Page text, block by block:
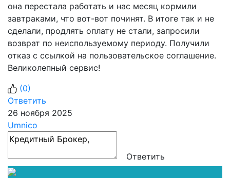
она перестала работать и нас месяц кормили
завтраками, что вот-вот починят. В итоге так и не
сделали, продлять оплату не стали, запросили
возврат по неиспользуемому периоду. Получили
отказ с ссылкой на пользовательское соглашение.
Великолепный сервис!
(0)
Ответить
26 ноября 2025
Umnico
Ответить